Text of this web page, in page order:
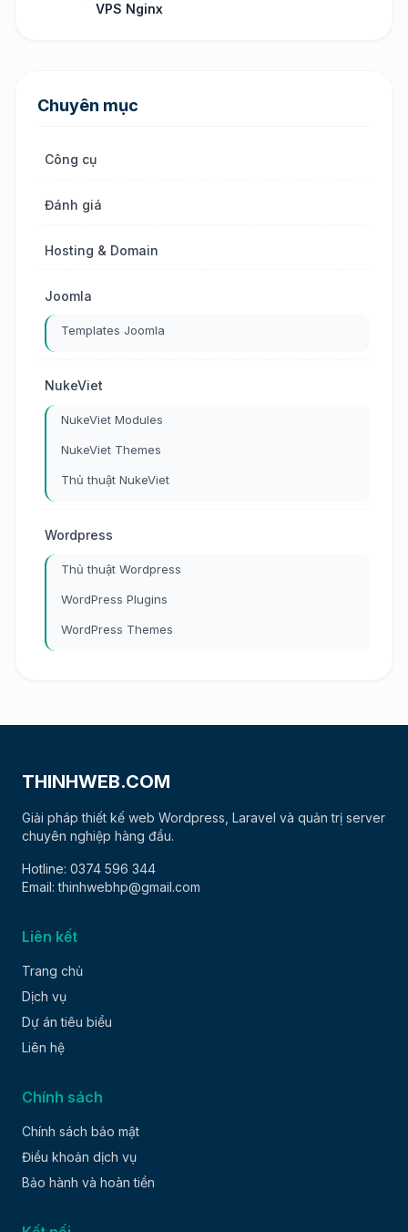
VPS Nginx
Chuyên mục
Công cụ
Đánh giá
Hosting & Domain
Joomla
Templates Joomla
NukeViet
NukeViet Modules
NukeViet Themes
Thủ thuật NukeViet
Wordpress
Thủ thuật Wordpress
WordPress Plugins
WordPress Themes
THINHWEB.COM
Giải pháp thiết kế web Wordpress, Laravel và quản trị server
chuyên nghiệp hàng đầu.
Hotline: 0374 596 344
Email: thinhwebhp@gmail.com
Liên kết
Trang chủ
Dịch vụ
Dự án tiêu biểu
Liên hệ
Chính sách
Chính sách bảo mật
Điều khoản dịch vụ
Bảo hành và hoàn tiền